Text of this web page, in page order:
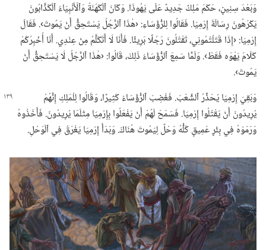
وَبَعْدَ سِنِينٍ،‏ حَكَمَ مَلِكٌ جَدِيدٌ عَلَى يَهُوذَا.‏ وَكَانَ ٱلْكَهَنَةُ وَٱلْأَنْبِيَاءُ ٱلْكَذَّابُونَ
يَكْرَهُونَ رِسَالَةَ إِرْمِيَا.‏ فَقَالُوا لِلرُّؤَسَاءِ:‏ ‹هٰذَا ٱلرَّجُلُ يَسْتَحِقُّ أَنْ يَمُوتَ›.‏ فَقَالَ
إِرْمِيَا:‏ ‹إِذَا قَتَلْتُمُونِي،‏ تَقْتُلُونَ رَجُلًا بَرِيئًا.‏ فَأَنَا لَا أَتَكَلَّمُ مِنْ عِنْدِي.‏ أَنَا أُخْبِرُكُمْ
كَلَامَ يَهْوَه فَقَطْ›.‏ وَلَمَّا سَمِعَ ٱلرُّؤَسَاءُ ذٰلِكَ،‏ قَالُوا:‏ ‹هٰذَا ٱلرَّجُلُ لَا يَسْتَحِقُّ أَنْ
يَمُوتَ›.‏
وَبَقِيَ إِرْمِيَا يُحَذِّرُ ٱلشَّعْبَ.‏ فَغَضِبَ ٱلرُّؤَسَاءُ كَثِيرًا،‏ وَقَالُوا لِلْمَلِكِ إِنَّهُمْ
يُرِيدُونَ أَنْ يَقْتُلُوا إِرْمِيَا.‏ فَسَمَحَ لَهُمْ أَنْ يَفْعَلُوا بِإِرْمِيَا مِثْلَمَا يُرِيدُونَ.‏ فَأَخَذُوهُ
وَرَمَوْهُ فِي بِئْرٍ عَمِيقٍ كُلُّهُ وَحْلٌ لِيَمُوتَ هُنَاكَ.‏ وَبَدَأَ إِرْمِيَا يَغْرَقُ فِي ٱلْوَحْلِ.‏